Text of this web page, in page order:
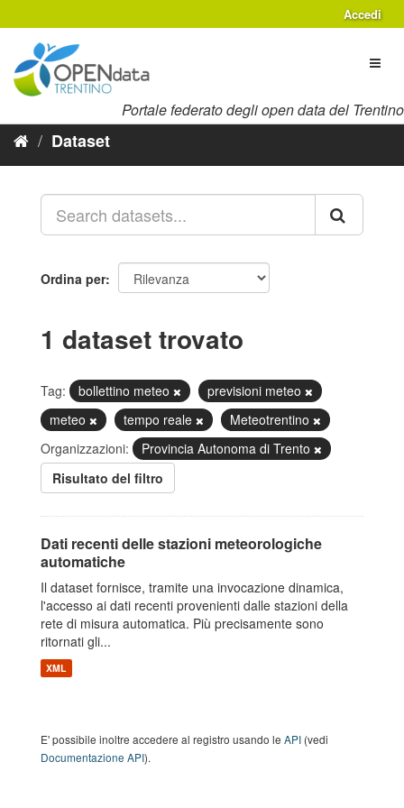
al
contenuto
Accedi
Portale federato degli open data del Trentino
Dataset
Ordina per
1 dataset trovato
Tag: bollettino meteo
previsioni meteo
meteo
tempo reale
Meteotrentino
Organizzazioni:
Provincia Autonoma di Trento
Risultato del filtro
Dati recenti delle stazioni meteorologiche
automatiche
Il dataset fornisce, tramite una invocazione dinamica,
l'accesso ai dati recenti provenienti dalle stazioni della
rete di misura automatica. Più precisamente sono
ritornati gli...
XML
E' possibile inoltre accedere al registro usando le API (vedi
Documentazione API).